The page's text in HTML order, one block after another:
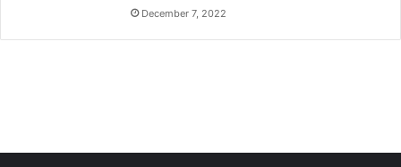
December 7, 2022